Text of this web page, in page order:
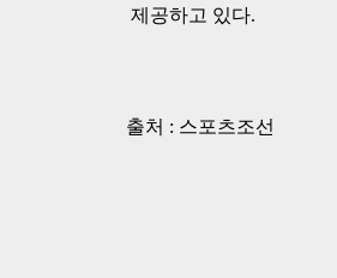
제공하고 있다.
출처 : 스포츠조선